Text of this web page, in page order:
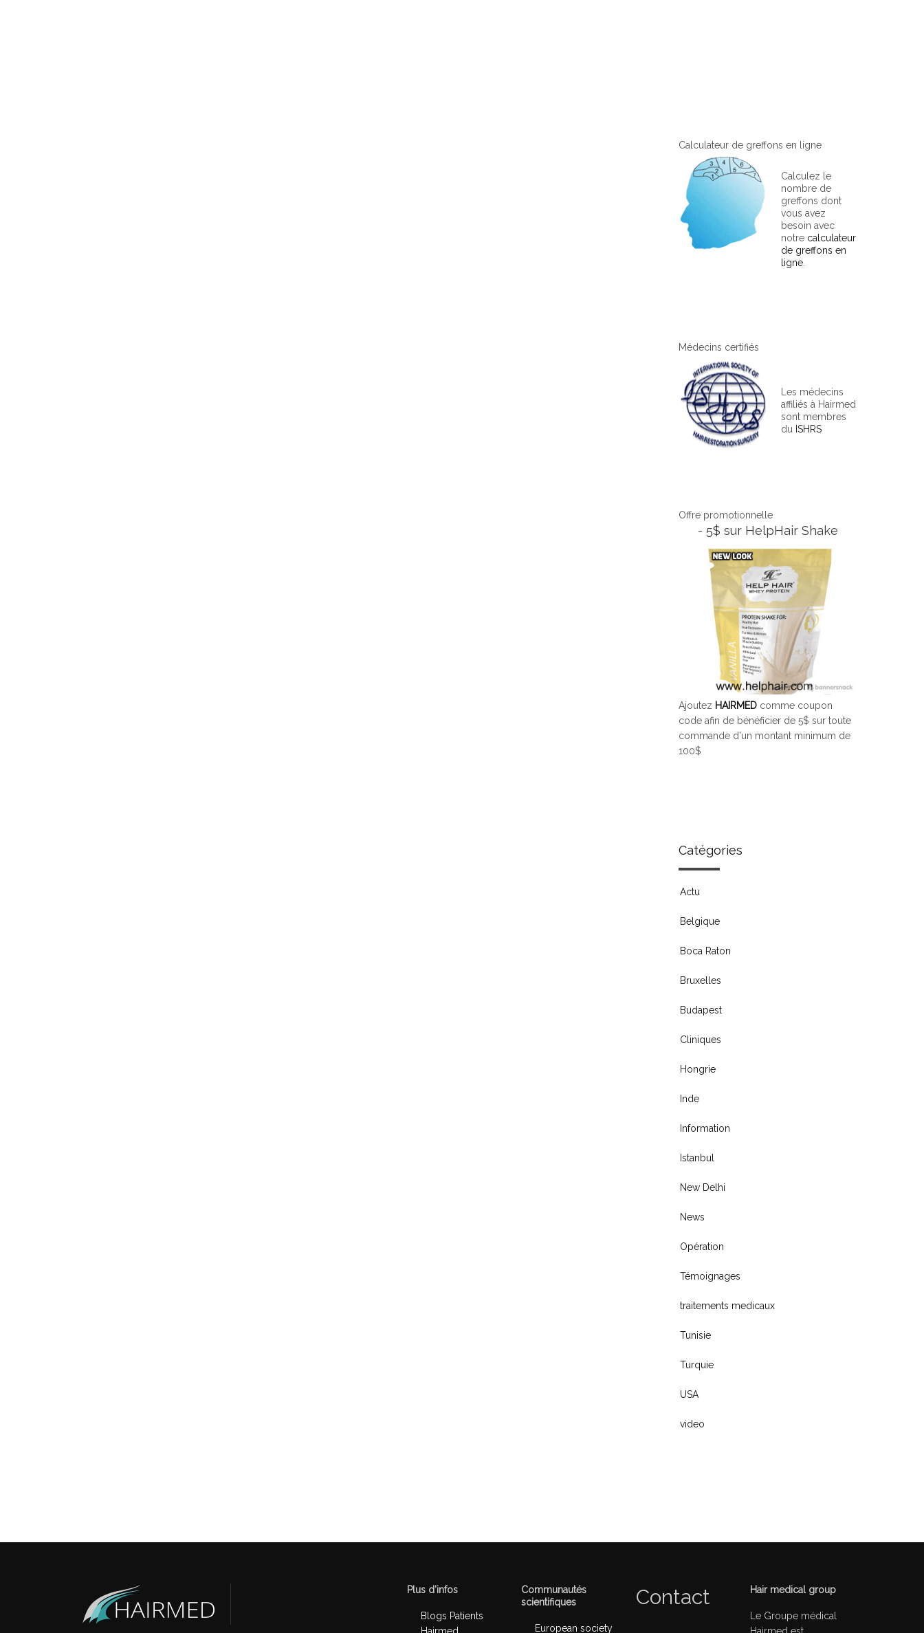
Calculateur de greffons en ligne
Calculez le
nombre de
greffons dont
vous avez
besoin avec
notre calculateur
de greffons en
ligne
Médecins certifiés
Les médecins
affiliés à Hairmed
sont membres
du ISHRS
Offre promotionnelle
- 5$ sur HelpHair Shake
Ajoutez HAIRMED comme coupon
code afin de bénéficier de 5$ sur toute
commande d'un montant minimum de
100$
Catégories
Actu
Belgique
Boca Raton
Bruxelles
Budapest
Cliniques
Hongrie
Inde
Information
Istanbul
New Delhi
News
Opération
Témoignages
traitements medicaux
Tunisie
Turquie
USA
video
Plus d’infos
Blogs Patients
Hairmed
Communautés
scientifiques
European society
Contact Hair medical group
Le Groupe médical
Hairmed est